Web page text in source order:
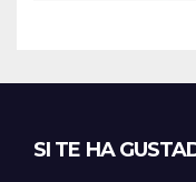
SI TE HA